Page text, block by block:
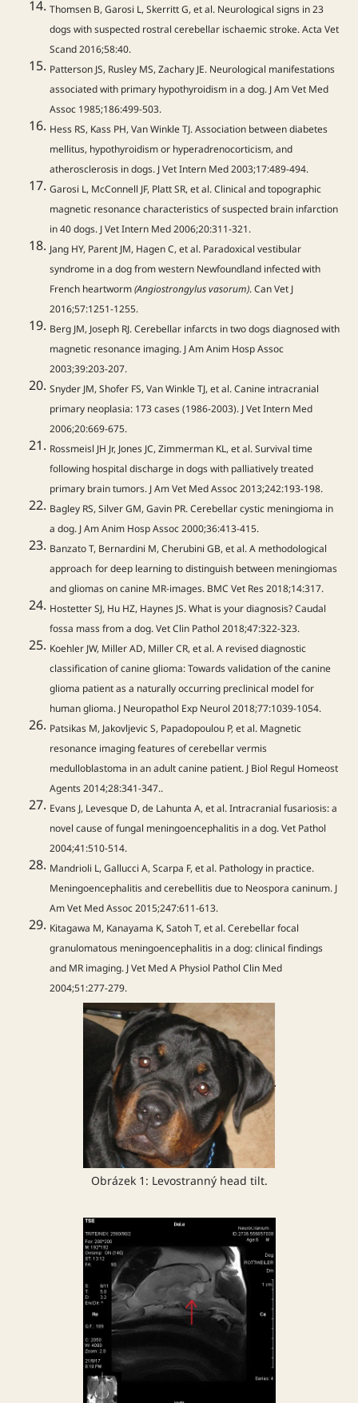
Thomsen B, Garosi L, Skerritt G, et al. Neurological signs in 23
dogs with suspected rostral cerebellar ischaemic stroke. Acta Vet
Scand 2016;58:40.
Patterson JS, Rusley MS, Zachary JE. Neurological manifestations
associated with primary hypothyroidism in a dog. J Am Vet Med
Assoc 1985;186:499-503.
Hess RS, Kass PH, Van Winkle TJ. Association between diabetes
mellitus, hypothyroidism or hyperadrenocorticism, and
atherosclerosis in dogs. J Vet Intern Med 2003;17:489-494.
Garosi L, McConnell JF, Platt SR, et al. Clinical and topographic
magnetic resonance characteristics of suspected brain infarction
in 40 dogs. J Vet Intern Med 2006;20:311-321.
Jang HY, Parent JM, Hagen C, et al. Paradoxical vestibular
syndrome in a dog from western Newfoundland infected with
French heartworm(Angiostrongylus vasorum). Can Vet J
2016;57:1251-1255.
Berg JM, Joseph RJ. Cerebellar infarcts in two dogs diagnosed with
magnetic resonance imaging. J Am Anim Hosp Assoc
2003;39:203-207.
Snyder JM, Shofer FS, Van Winkle TJ, et al. Canine intracranial
primary neoplasia: 173 cases (1986-2003). J Vet Intern Med
2006;20:669-675.
Rossmeisl JH Jr, Jones JC, Zimmerman KL, et al. Survival time
following hospital discharge in dogs with palliatively treated
primary brain tumors. J Am Vet Med Assoc 2013;242:193-198.
Bagley RS, Silver GM, Gavin PR. Cerebellar cystic meningioma in
a dog. J Am Anim Hosp Assoc 2000;36:413-415.
Banzato T, Bernardini M, Cherubini GB, et al. A methodological
approach for deep learning to distinguish between meningiomas
and gliomas on canine MR-images. BMC Vet Res 2018;14:317.
Hostetter SJ, Hu HZ, Haynes JS. What is your diagnosis? Caudal
fossa mass from a dog. Vet Clin Pathol 2018;47:322-323.
Koehler JW, Miller AD, Miller CR, et al. A revised diagnostic
classification of canine glioma: Towards validation of the canine
glioma patient as a naturally occurring preclinical model for
human glioma. J Neuropathol Exp Neurol 2018;77:1039-1054.
Patsikas M, Jakovljevic S, Papadopoulou P, et al. Magnetic
resonance imaging features of cerebellar vermis
medulloblastoma in an adult canine patient. J Biol Regul Homeost
Agents 2014;28:341-347..
Evans J, Levesque D, de Lahunta A, et al. Intracranial fusariosis: a
novel cause of fungal meningoencephalitis in a dog. Vet Pathol
2004;41:510-514.
Mandrioli L, Gallucci A, Scarpa F, et al. Pathology in practice.
Meningoencephalitis and cerebellitis due to Neospora caninum. J
Am Vet Med Assoc 2015;247:611-613.
Kitagawa M, Kanayama K, Satoh T, et al. Cerebellar focal
granulomatous meningoencephalitis in a dog: clinical findings
and MR imaging. J Vet Med A Physiol Pathol Clin Med
2004;51:277-279.
Obrázek 1: Levostranný head tilt.